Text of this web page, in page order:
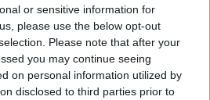
or sensitive information for
please use the below opt-out
Please note that after your
you may continue seeing
on personal information utilized by
disclosed to third parties prior to